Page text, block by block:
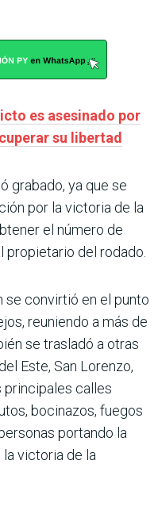
es asesinado por
su libertad
grabado, ya que se
por la victoria de la
el número de
propietario del rodado.
se convirtió en el punto
reuniendo a más de
se trasladó a otras
Este, San Lorenzo,
principales calles
bocinazos, fuegos
portando la
la victoria de la